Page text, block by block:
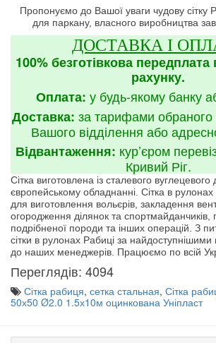
Пропонуємо до Вашої уваги чудову сітку
для паркану, власного виробництва
ДОСТАВКА І
100% безготівкова передплата
рахунку.
Оплата: у будь-якому банку
Доставка: за тарифами обраного
Вашого відділення або
Відвантаження: кур’єром
Кривий Ріг.
Сітка виготовлена із сталевого
європейському обладнанні. Сітка в рулонах
для виготовлення вольєрів, закладення
огородження ділянок та спортмайданчиків,
подрібненої породи та інших операцій. З
сітки в рулонах Рабиці за найдоступнішими
до наших менеджерів. Працюємо по всій
Переглядів: 4094
Сітка рабиця, сетка стальная, Сітка
50х50 Ø2.0 1.5х10м оцинкована Уніпласт